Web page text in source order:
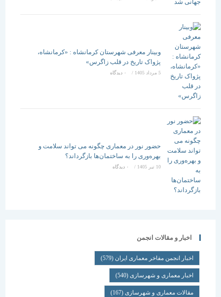
وبینار معرفی شهرستان کرمانشاه : «کرمانشاه،
پژواک تاریخ در قلب زاگرس»
5 مرداد 1405 / ۰ دیدگاه
حضور نور در معماری چگونه می تواند سلامت و
بهره‌وری را به ساختمان‌ها بازگرداند؟
/ ۰ دیدگاه
اخبار و مقالات انجمن
اخبار انجمن مفاخر معماری ایران (579)
اخبار معماری و شهرسازی(540)
مقالات معماری و شهرسازی(167)